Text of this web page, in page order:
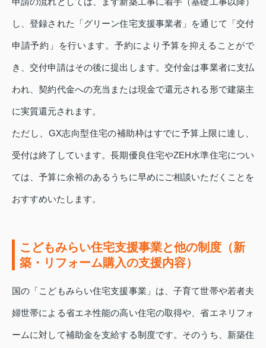
し、登録された「グリーン住宅支援事業者」を通じて「交付
申請予約」を行います。予約により予算を抑えることがで
き、交付申請はその後に提出します。交付金は事業者に支払
われ、契約代金への充当または現金で還元される形で建築主
に実質還元されます。
ただし、GX志向型住宅の補助枠はすでに予算上限に達し、
受付は終了しています。長期優良住宅やZEH水準住宅につい
ては、予算に余裕のあるうちに早めにご相談いただくことを
おすすめいたします。
こどもみらい住宅支援事業と他の制度（新
築・リフォーム購入の支援内容）
国の「こどもみらい住宅支援事業」は、子育て世帯や若者夫
婦世帯による省エネ性能の高い住宅の取得や、省エネリフォ
ームに対して補助金を支給する制度です。そのうち、新築住